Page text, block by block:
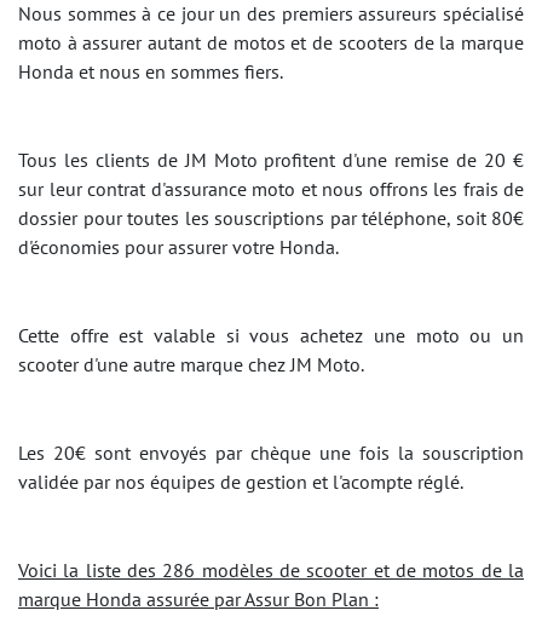
Nous sommes à ce jour un des premiers assureurs spécialisé
moto à assurer autant de motos et de scooters de la marque
Honda et nous en sommes fiers.
Tous les clients de JM Moto profitent d'une remise de 20 €
sur leur contrat d'assurance moto et nous offrons les frais de
dossier pour toutes les souscriptions par téléphone, soit 80€
d'économies pour assurer votre Honda.
Cette offre est valable si vous achetez une moto ou un
scooter d'une autre marque chez JM Moto.
Les 20€ sont envoyés par chèque une fois la souscription
validée par nos équipes de gestion et l'acompte réglé.
Voici la liste des 286 modèles de scooter et de motos de la
marque Honda assurée par Assur Bon Plan :